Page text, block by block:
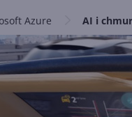
Azure AI i